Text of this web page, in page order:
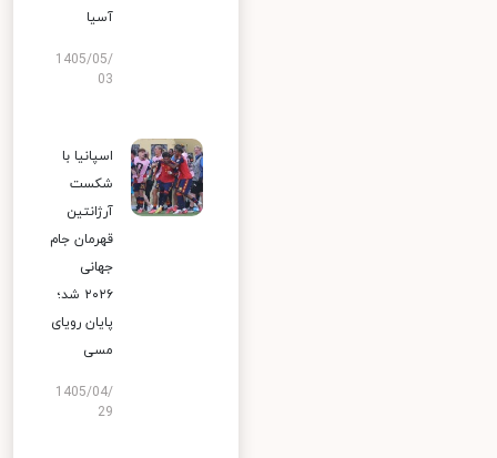
آسیا
1405/05/
03
اسپانیا با
شکست
آرژانتین
قهرمان جام
جهانی
۲۰۲۶ شد؛
پایان رویای
مسی
1405/04/
29